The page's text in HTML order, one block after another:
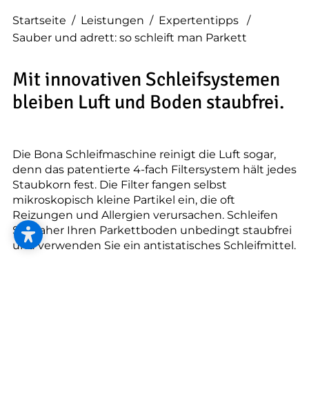
--
--
Startseite / Leistungen / Expertentipps
/
Sauber und adrett: so schleift man Parkett
Mit innovativen Schleifsystemen
bleiben Luft und Boden staubfrei.
Die Bona Schleifmaschine reinigt die Luft sogar,
denn das patentierte 4-fach Filtersystem hält jedes
Staubkorn fest. Die Filter fangen selbst
mikroskopisch kleine Partikel ein, die oft
Reizungen und Allergien verursachen. Schleifen
Sie daher Ihren Parkettboden unbedingt staubfrei
und verwenden Sie ein antistatisches Schleifmittel.